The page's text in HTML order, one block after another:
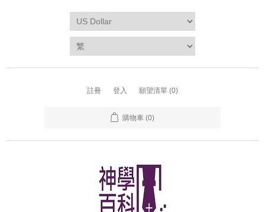
註冊 登入 願望清單 (0)
購物車 (0)